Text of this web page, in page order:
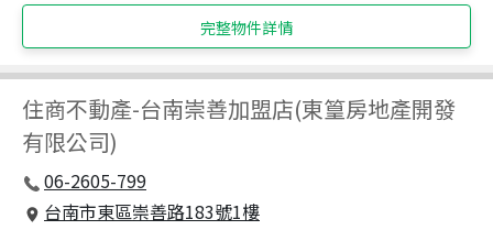
完整物件詳情
住商不動產-台南崇善加盟店(東篁房地產開發
有限公司)
06-2605-799
台南市東區崇善路183號1樓